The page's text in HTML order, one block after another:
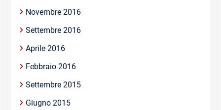
Novembre 2016
Settembre 2016
Aprile 2016
Febbraio 2016
Settembre 2015
Giugno 2015